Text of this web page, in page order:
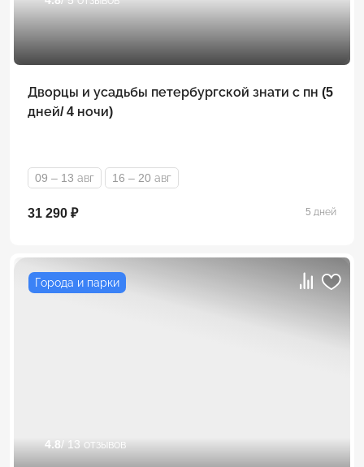
Дворцы и усадьбы петербургской знати с пн (5
дней/ 4 ночи)
09 – 13 авг 16 – 20 авг
31 290 ₽ 5 дней
Города и парки
4.8/ 13 отзывов